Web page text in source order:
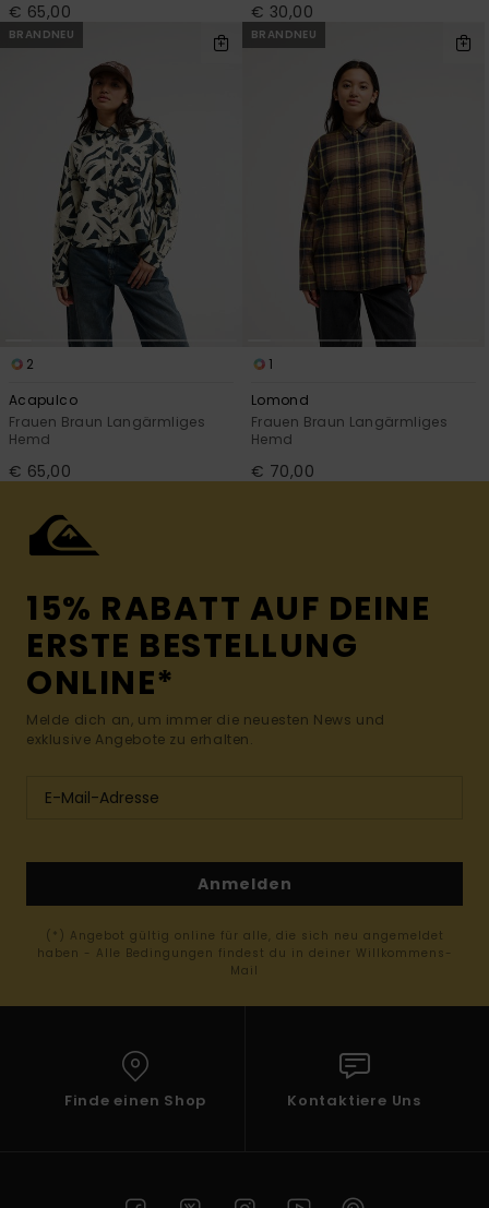
€ 65,00 € 30,00
BRANDNEU
2
Acapulco
Frauen Braun Langärmliges
Hemd
€ 65,00
BRANDNEU
1
Lomond
Frauen Braun Langärmliges
Hemd
€ 70,00
15% RABATT AUF DEINE
ERSTE BESTELLUNG
ONLINE*
Melde dich an, um immer die neuesten News und
exklusive Angebote zu erhalten.
Anmelden
(*) Angebot gültig online für alle, die sich neu angemeldet
haben - Alle Bedingungen findest du in deiner Willkommens-
Mail
Finde einen Shop Kontaktiere Uns